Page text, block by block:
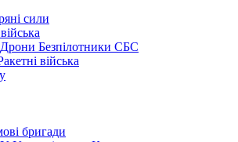
сили
Дрони Безпілотники СБС
війська
бригади